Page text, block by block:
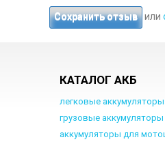
Сохранить отзыв или
КАТАЛОГ АКБ
легковые аккумуляторы
грузовые аккумуляторы
аккумуляторы для